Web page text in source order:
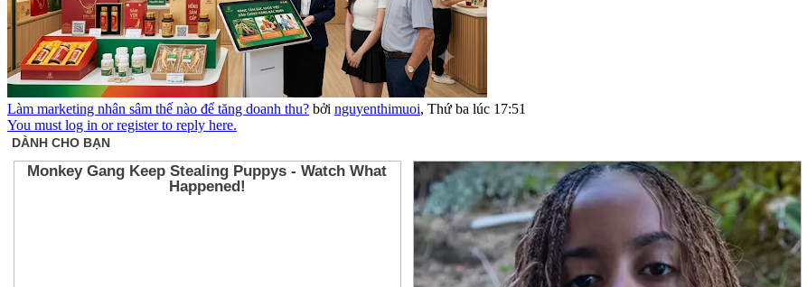
Làm marketing nhân sâm thế nào để tăng doanh thu? bởi nguyenthimuoi, Thứ ba lúc 17:51
You must log in or register to reply here.